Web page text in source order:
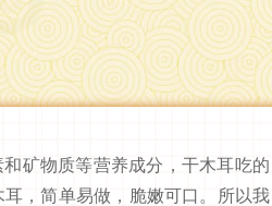
矿物质等营养成分，干木耳吃的
，简单易做，脆嫩可口。所以我